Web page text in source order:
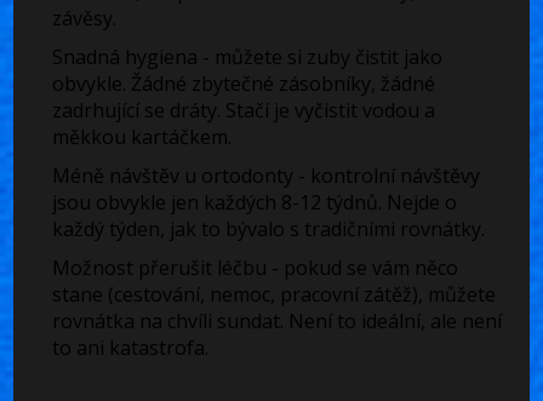
závěsy.
Snadná hygiena - můžete si zuby čistit jako
obvykle. Žádné zbytečné zásobníky, žádné
zadrhující se dráty. Stačí je vyčistit vodou a
měkkou kartáčkem.
Méně návštěv u ortodonty - kontrolní návštěvy
jsou obvykle jen každých 8-12 týdnů. Nejde o
každý týden, jak to bývalo s tradičními rovnátky.
Možnost přerušit léčbu - pokud se vám něco
stane (cestování, nemoc, pracovní zátěž), můžete
rovnátka na chvíli sundat. Není to ideální, ale není
to ani katastrofa.